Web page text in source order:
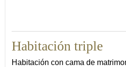
Habitación triple
Habitación con cama de